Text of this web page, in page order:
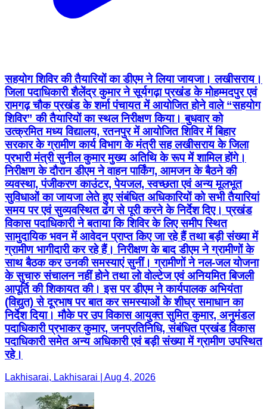
सहयोग शिविर की तैयारियों का डीएम ने लिया जायजा। लखीसराय।
जिला पदाधिकारी शैलेंद्र कुमार ने सूर्यगढ़ा प्रखंड के मोहम्मदपुर एवं
रामगढ़ चौक प्रखंड के शर्मा पंचायत में आयोजित होने वाले “सहयोग
शिविर” की तैयारियों का स्थल निरीक्षण किया। बुधवार को
उत्क्रमित मध्य विद्यालय, रतनपुर में आयोजित शिविर में बिहार
सरकार के ग्रामीण कार्य विभाग के मंत्री सह लखीसराय के जिला
प्रभारी मंत्री सुनील कुमार मुख्य अतिथि के रूप में शामिल होंगे।
निरीक्षण के दौरान डीएम ने वाहन पार्किंग, आमजन के बैठने की
व्यवस्था, पंजीकरण काउंटर, पेयजल, स्वच्छता एवं अन्य मूलभूत
सुविधाओं का जायजा लेते हुए संबंधित अधिकारियों को सभी तैयारियां
समय पर एवं सुव्यवस्थित ढंग से पूरी करने के निर्देश दिए। प्रखंड
विकास पदाधिकारी ने बताया कि शिविर के लिए समीप स्थित
सामुदायिक भवन में आवेदन प्राप्त किए जा रहे हैं तथा बड़ी संख्या में
ग्रामीण भागीदारी कर रहे हैं। निरीक्षण के बाद डीएम ने ग्रामीणों के
साथ बैठक कर उनकी समस्याएं सुनीं। ग्रामीणों ने नल-जल योजना
के सुचारु संचालन नहीं होने तथा लो वोल्टेज एवं अनियमित बिजली
आपूर्ति की शिकायत की। इस पर डीएम ने कार्यपालक अभियंता
(विद्युत) से दूरभाष पर बात कर समस्याओं के शीघ्र समाधान का
निर्देश दिया। मौके पर उप विकास आयुक्त सुमित कुमार, अनुमंडल
पदाधिकारी प्रभाकर कुमार, जनप्रतिनिधि, संबंधित प्रखंड विकास
पदाधिकारी समेत अन्य अधिकारी एवं बड़ी संख्या में ग्रामीण उपस्थित
रहे।
Lakhisarai, Lakhisarai | Aug 4, 2026